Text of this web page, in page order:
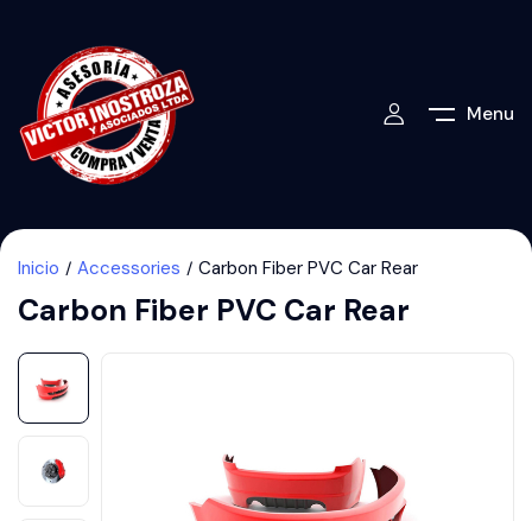
Menu
Inicio Accessories Carbon Fiber PVC Car Rear
Carbon Fiber PVC Car Rear